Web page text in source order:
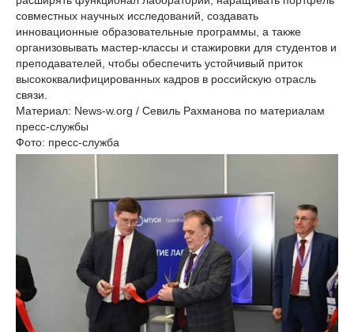
совместных научных исследований, создавать
инновационные образовательные программы, а также
организовывать мастер-классы и стажировки для студентов и
преподавателей, чтобы обеспечить устойчивый приток
высококвалифицированных кадров в российскую отрасль
связи.
Материал: News-w.org / Севиль Рахманова по материалам
пресс-службы
Фото: пресс-служба